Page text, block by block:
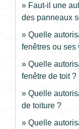
Faut-il une
des panneaux
Quelle
fenêtres ou ses
Quelle
fenêtre de toit ?
Quelle
de toiture ?
Quelle